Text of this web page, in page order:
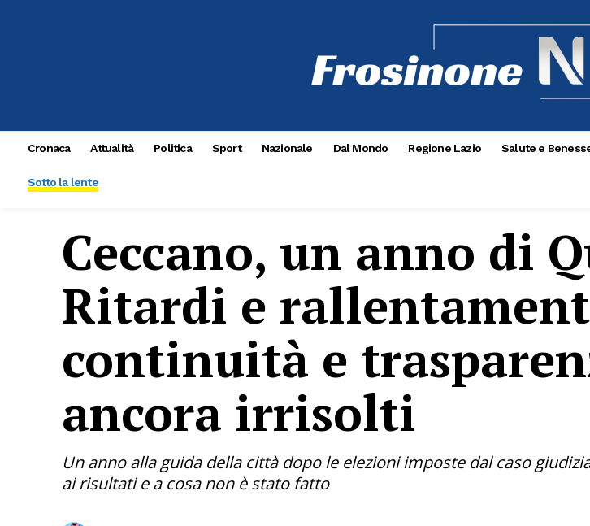
Cronaca Attualità Politica Sport Nazionale Dal Mondo Regione Lazio Salute e
Sotto la lente
Ceccano, un anno di
Ritardi e
continuità e
ancora irrisolti
Un anno alla guida della città dopo le elezioni imposte dal caso
ai risultati e a cosa non è stato fatto